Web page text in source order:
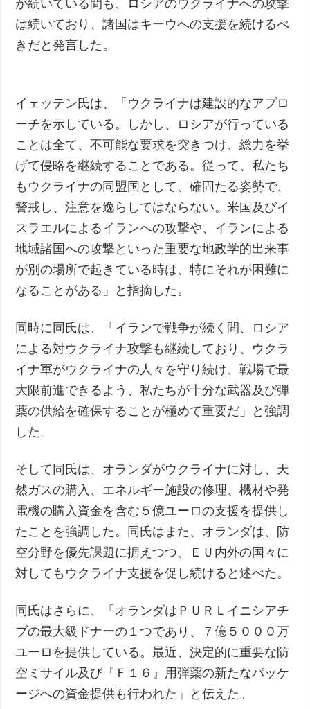
が続いている間も、ロシアのウクライナへの攻撃
は続いており、諸国はキーウへの支援を続けるべ
きだと発言した。
イェッテン氏は、「ウクライナは建設的なアプロ
ーチを示している。しかし、ロシアが行っている
ことは全て、不可能な要求を突きつけ、総力を挙
げて侵略を継続することである。従って、私たち
もウクライナの同盟国として、確固たる姿勢で、
警戒し、注意を逸らしてはならない。米国及びイ
スラエルによるイランへの攻撃や、イランによる
地域諸国への攻撃といった重要な地政学的出来事
が別の場所で起きている時は、特にそれが困難に
なることがある」と指摘した。
同時に同氏は、「イランで戦争が続く間、ロシア
による対ウクライナ攻撃も継続しており、ウクラ
イナ軍がウクライナの人々を守り続け、戦場で最
大限前進できるよう、私たちが十分な武器及び弾
薬の供給を確保することが極めて重要だ」と強調
した。
そして同氏は、オランダがウクライナに対し、天
然ガスの購入、エネルギー施設の修理、機材や発
電機の購入資金を含む５億ユーロの支援を提供し
たことを強調した。同氏はまた、オランダは、防
空分野を優先課題に据えつつ、ＥＵ内外の国々に
対してもウクライナ支援を促し続けると述べた。
同氏はさらに、「オランダはＰＵＲＬイニシアチ
ブの最大級ドナーの１つであり、７億５０００万
ユーロを提供している。最近、決定的に重要な防
空ミサイル及び『Ｆ１６』用弾薬の新たなパッケ
ージへの資金提供も行われた」と伝えた。